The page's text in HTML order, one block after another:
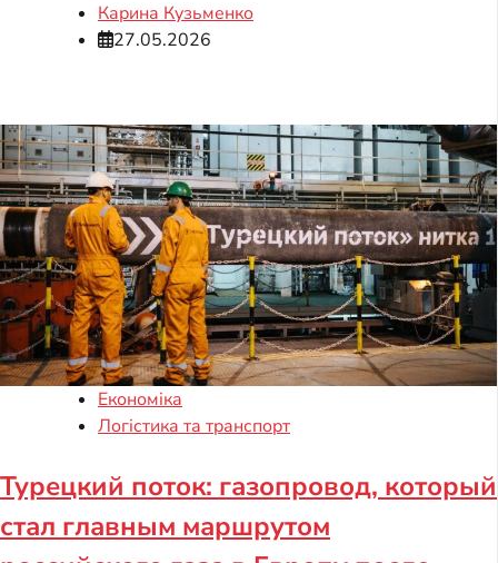
Карина Кузьменко
27.05.2026
Економіка
Логістика та транспорт
Турецкий поток: газопровод, который
стал главным маршрутом